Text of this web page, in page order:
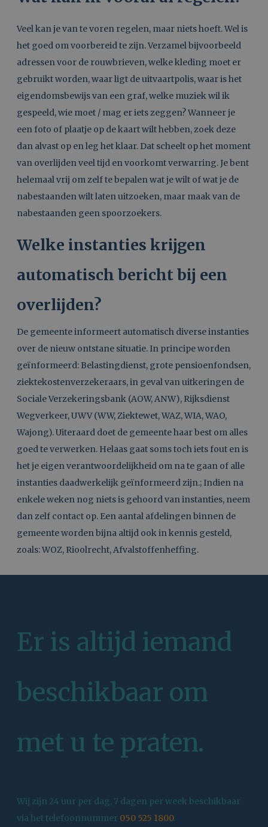
Veel kan je van te voren regelen, maar niets hoeft. Wel is
het goed om voorbereid te zijn. Verzamel bijvoorbeeld
adressen voor de rouwbrieven, welke kleding moet er
gebruikt worden, waar ligt de uitvaartpolis, waar is het
eigendomsbewijs van een graf, welke muziek wil ik
gespeeld, wie moet / mag er iets zeggen? Wanneer je
een foto of plaatje op de kaart wilt hebben, zoek deze
dan alvast op en leg het klaar. Dat scheelt op het moment
van overlijden veel tijd en voorkomt verwarring. Je bent
helemaal vrij om zelf te bepalen wat je wilt of wat je de
nabestaanden wilt laten uitzoeken, maar maak van de
nabestaanden geen spoorzoekers.
Welke instanties krijgen
automatisch bericht bij een
overlijden?
De gemeente informeert automatisch diverse instanties
over de nieuw ontstane situatie. In principe worden
geïnformeerd: Belastingdienst, grote pensioenfondsen,
ziektekostenverzekeraars, in geval van uitkeringen de
Sociale Verzekeringsbank (AOW, ANW), Rijksdienst
Wegverkeer, UWV (WW, Ziektewet, WAZ, WIA, WAO,
Wajong). Uiteraard doet de gemeente haar best om alles
goed te verwerken. Helaas gaat soms toch iets fout en is
het je eigen verantwoordelijkheid om na te gaan of alle
instanties daadwerkelijk geïnformeerd zijn.; Indien na
enkele weken nog niets is gehoord van instanties, neem
dan zelf contact op. Een aantal afdelingen binnen de
gemeente worden bijna altijd ook in kennis gesteld,
zoals: WOZ, Rioolrecht, Afvalstoffenheffing.
Er is altijd iemand
beschikbaar om
met u te praten.
Wij zijn 24 uur per dag, 7 dagen per week beschikbaar
via het telefoonnummer 050 525 1800.